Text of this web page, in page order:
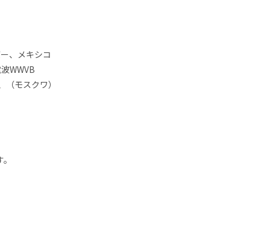
、メキシコ
WWVB
モスクワ）